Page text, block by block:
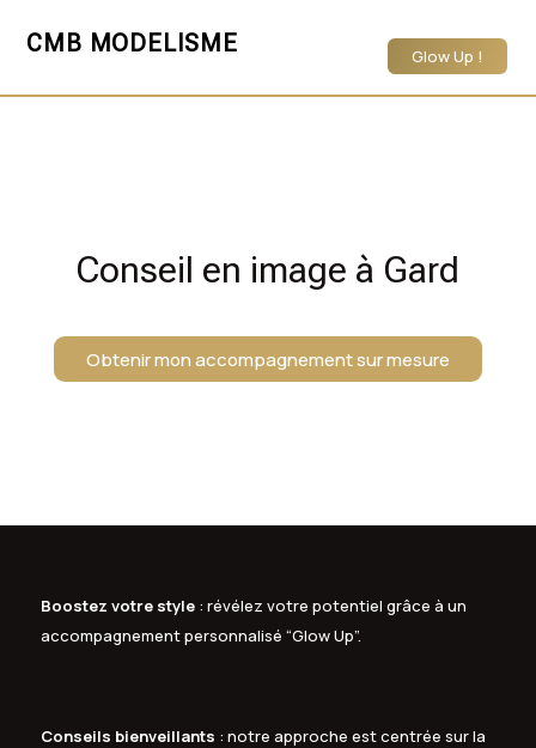
CMB MODELISME Glow Up !
Conseil en image à Gard
Obtenir mon accompagnement sur mesure
Boostez votre style: révélez votre potentiel grâce à un
accompagnement personnalisé “Glow Up”.
Conseils bienveillants : notre approche est centrée sur la